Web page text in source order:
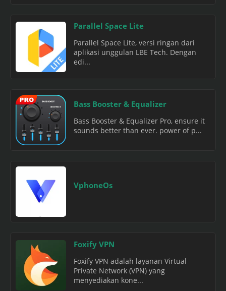
Parallel Space Lite
Parallel Space Lite, versi ringan dari
aplikasi unggulan LBE Tech. Dengan
edi...
Bass Booster & Equalizer
Bass Booster & Equalizer Pro, ensure it
sounds better than ever. power of p...
VphoneOs
Foxify VPN
Foxify VPN adalah layanan Virtual
Private Network (VPN) yang
menyediakan kone...